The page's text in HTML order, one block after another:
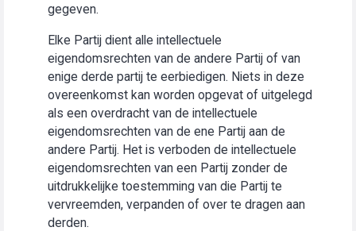
gegeven.
Elke Partij dient alle intellectuele
eigendomsrechten van de andere Partij of van
enige derde partij te eerbiedigen. Niets in deze
overeenkomst kan worden opgevat of uitgelegd
als een overdracht van de intellectuele
eigendomsrechten van de ene Partij aan de
andere Partij. Het is verboden de intellectuele
eigendomsrechten van een Partij zonder de
uitdrukkelijke toestemming van die Partij te
vervreemden, verpanden of over te dragen aan
derden.